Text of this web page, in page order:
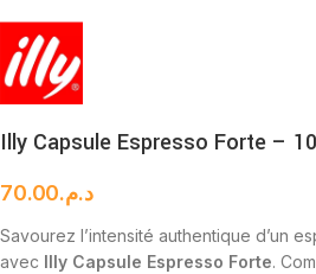
Illy Capsule Espresso Forte –
د.م.70.00
Savourez l’intensité authentique d’un
avec
Illy Capsule Espresso Forte.